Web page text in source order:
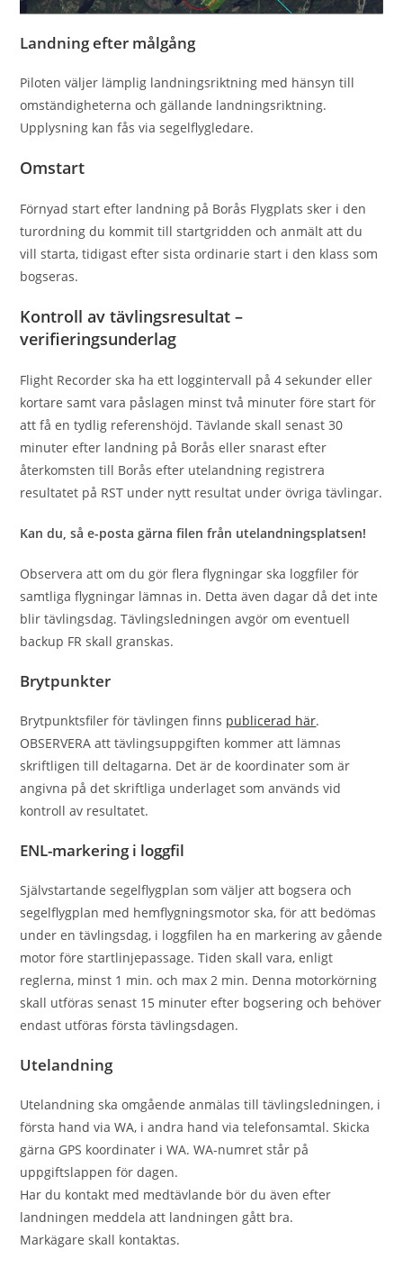
Landning efter målgång
Piloten väljer lämplig landningsriktning med hänsyn till
omständigheterna och gällande landningsriktning.
Upplysning kan fås via segelflygledare.
Omstart
Förnyad start efter landning på Borås Flygplats sker i den
turordning du kommit till startgridden och anmält att du
vill starta, tidigast efter sista ordinarie start i den klass som
bogseras.
Kontroll av tävlingsresultat –
verifieringsunderlag
Flight Recorder ska ha ett loggintervall på 4 sekunder eller
kortare samt vara påslagen minst två minuter före start för
att få en tydlig referenshöjd. Tävlande skall senast 30
minuter efter landning på Borås eller snarast efter
återkomsten till Borås efter utelandning registrera
resultatet på RST under nytt resultat under övriga tävlingar.
Kan du, så e-posta gärna ﬁlen från utelandningsplatsen!
Observera att om du gör flera flygningar ska loggfiler för
samtliga flygningar lämnas in. Detta även dagar då det inte
blir tävlingsdag. Tävlingsledningen avgör om eventuell
backup FR skall granskas.
Brytpunkter
Brytpunktsﬁler för tävlingen ﬁnns publicerad här.
OBSERVERA att tävlingsuppgiften kommer att lämnas
skriftligen till deltagarna. Det är de koordinater som är
angivna på det skriftliga underlaget som används vid
kontroll av resultatet.
ENL-markering i loggfil
Självstartande segelﬂygplan som väljer att bogsera och
segelﬂygplan med hemﬂygningsmotor ska, för att bedömas
under en tävlingsdag, i loggﬁlen ha en markering av gående
motor före startlinjepassage. Tiden skall vara, enligt
reglerna, minst 1 min. och max 2 min. Denna motorkörning
skall utföras senast 15 minuter efter bogsering och behöver
endast utföras första tävlingsdagen.
Utelandning
Utelandning ska omgående anmälas till tävlingsledningen, i
första hand via WA, i andra hand via telefonsamtal. Skicka
gärna GPS koordinater i WA. WA-numret står på
uppgiftslappen för dagen.
Har du kontakt med medtävlande bör du även efter
landningen meddela att landningen gått bra.
Markägare skall kontaktas.